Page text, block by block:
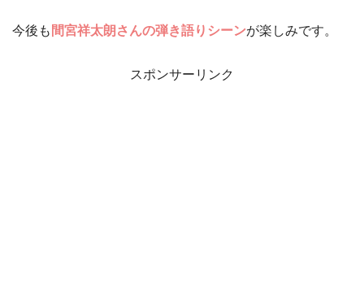
今後も 間宮祥太朗さんの弾き語りシーンが楽しみです。
スポンサーリンク